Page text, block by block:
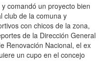
comandó un proyecto bien
club de la comuna y
con chicos de la zona,
de la Dirección General
Renovación Nacional, el ex
un cupo en el concejo